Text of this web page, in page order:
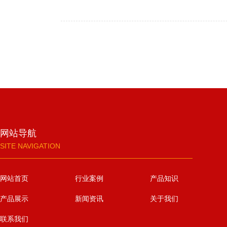
网站导航
SITE NAVIGATION
网站首页 行业案例 产品知识
产品展示 新闻资讯 关于我们
联系我们